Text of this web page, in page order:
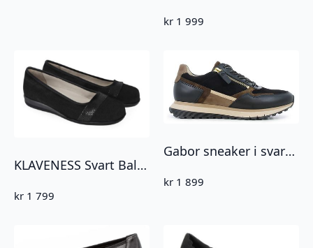
kr 1 999
KLAVENESS Svart Ballerina Anita Shoe
kr 1 799
Gabor sneaker i svart og brunt skinn med gull glidelås
kr 1 899